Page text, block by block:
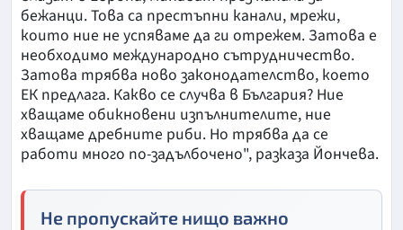
бежанци. Това са престъпни канали, мрежи,
които ние не успяваме да ги отрежем. Затова е
необходимо международно сътрудничество.
Затова трябва ново законодателство, което
ЕК предлага. Какво се случва в България? Ние
хващаме обикновени изпълнителите, ние
хващаме дребните риби. Но трябва да се
работи много по-задълбочено", разказа Йончева.
Не пропускайте нищо важно